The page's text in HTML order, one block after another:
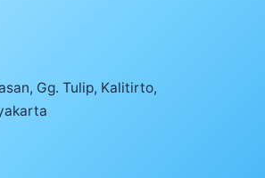
Gg. Tulip, Kalitirto,